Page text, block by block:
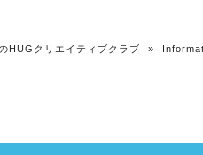
HUGクリエイティブクラブ »